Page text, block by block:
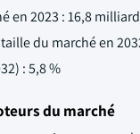
en 2023 : 16,8
du marché en
: 5,8 %
du marché